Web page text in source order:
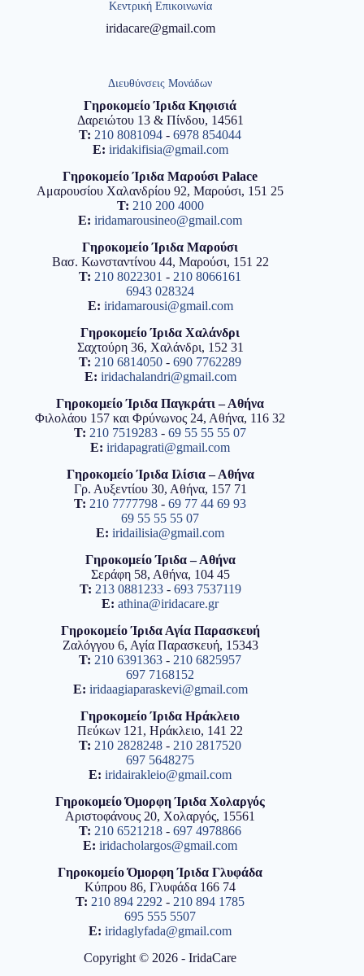
Κεντρική Επικοινωνία
iridacare@gmail.com
Διευθύνσεις Μονάδων
Γηροκομείο Ίριδα Κηφισιά
Δαρειώτου 13 & Πίνδου, 14561
T: 210 8081094 -6978 854044
E: iridakifisia@gmail.com
Γηροκομείο Ίριδα Μαρούσι Palace
Αμαρουσίου Χαλανδρίου 92, Μαρούσι, 151 25
T: 210 200 4000
E: iridamarousineo@gmail.com
Γηροκομείο Ίριδα Μαρούσι
Βασ. Κωνσταντίνου 44, Μαρούσι, 151 22
T: 210 8022301 - 210 8066161
6943 028324
E: iridamarousi@gmail.com
Γηροκομείο Ίριδα Χαλάνδρι
Σαχτούρη 36, Χαλάνδρι, 152 31
T: 210 6814050 -690 7762289
E: iridachalandri@gmail.com
Γηροκομείο Ίριδα Παγκράτι – Αθήνα
Φιλολάου 157 και Φρύνωνος 24, Αθήνα, 116 32
T: 210 7519283 -69 55 55 55 07
E: iridapagrati@gmail.com
Γηροκομείο Ίριδα Ιλίσια – Αθήνα
Γρ. Αυξεντίου 30, Αθήνα, 157 71
T: 210 7777798 -69 77 44 69 93
69 55 55 55 07
E: iridailisia@gmail.com
Γηροκομείο Ίριδα – Αθήνα
Σεράφη 58, Αθήνα, 104 45
T: 213 0881233- 693 7537119
E: athina@iridacare.gr
Γηροκομείο Ίριδα Αγία Παρασκευή
Ζαλόγγου 6, Αγία Παρασκευή, 15343
T: 210 6391363 - 210 6825957
697 7168152
E: iridaagiaparaskevi@gmail.com
Γηροκομείο Ίριδα Ηράκλειο
Πεύκων 121, Ηράκλειο, 141 22
T: 210 2828248 - 210 2817520
697 5648275
E: iridairakleio@gmail.com
Γηροκομείο Όμορφη Ίριδα Χολαργός
Αριστοφάνους 20, Χολαργός, 15561
T: 210 6521218 -697 4978866
E: iridacholargos@gmail.com
Γηροκομείο Όμορφη Ίριδα Γλυφάδα
Κύπρου 86, Γλυφάδα 166 74
T: 210 894 2292 - 210 894 1785
695 555 5507
E: iridaglyfada@gmail.com
Copyright © 2026 - IridaCare